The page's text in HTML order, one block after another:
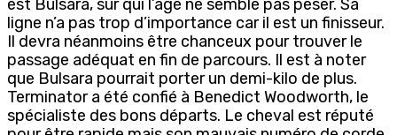
est Bulsara, sur qui l’âge ne semble pas peser. Sa
ligne n’a pas trop d’importance car il est un finisseur.
Il devra néanmoins être chanceux pour trouver le
passage adéquat en fin de parcours. Il est à noter
que Bulsara pourrait porter un demi-kilo de plus.
Terminator a été confié à Benedict Woodworth, le
spécialiste des bons départs. Le cheval est réputé